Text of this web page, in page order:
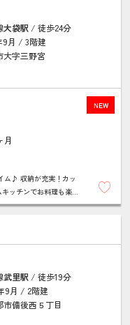
大袋駅 / 徒歩24分
9月 / 3階建
大字三野宮
NEW
月
ム♪ 収納が充実！カッ
ッチンでお料理も楽し
ンターネット無料！
武里駅 / 徒歩19分
9月 / 2階建
備後西５丁目